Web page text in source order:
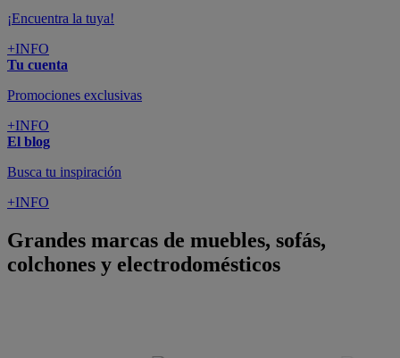
¡Encuentra la tuya!
+INFO
Tu cuenta
Promociones exclusivas
+INFO
El blog
Busca tu inspiración
+INFO
Grandes marcas de muebles, sofás,
colchones y electrodomésticos